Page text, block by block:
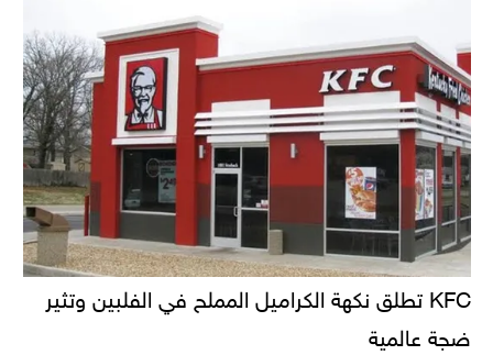
KFC تطلق نكهة الكراميل المملح في الفلبين وتثير
ضجة عالمية